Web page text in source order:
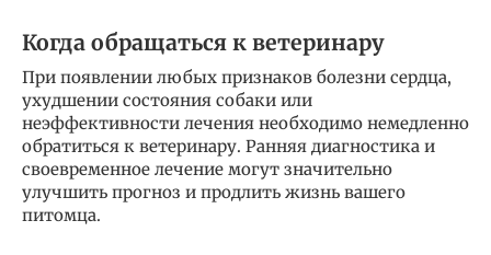
Когда обращаться к ветеринару
При появлении любых признаков болезни сердца,
ухудшении состояния собаки или
неэффективности лечения необходимо немедленно
обратиться к ветеринару. Ранняя диагностика и
своевременное лечение могут значительно
улучшить прогноз и продлить жизнь вашего
питомца.